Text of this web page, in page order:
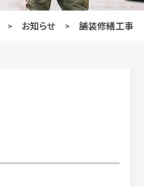
お知らせ 舗装修繕工事